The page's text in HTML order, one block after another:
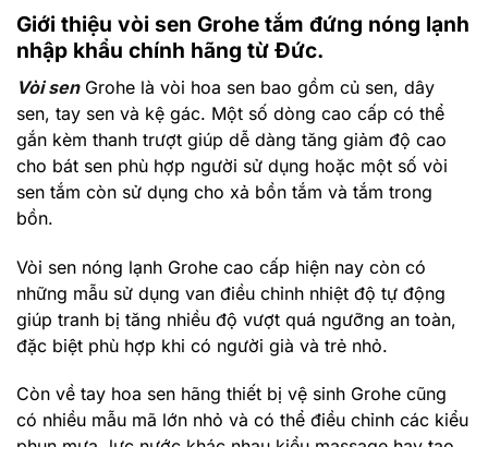
Giới thiệu vòi sen Grohe tắm đứng nóng lạnh
nhập khẩu chính hãng từ Đức.
Vòi senGrohe là vòi hoa sen bao gồm củ sen, dây
sen, tay sen và kệ gác. Một số dòng cao cấp có thể
gắn kèm thanh trượt giúp dễ dàng tăng giảm độ cao
cho bát sen phù hợp người sử dụng hoặc một số vòi
sen tắm còn sử dụng cho xả bồn tắm và tắm trong
bồn.
Vòi sen nóng lạnh Grohe cao cấp hiện nay còn có
những mẫu sử dụng van điều chỉnh nhiệt độ tự động
giúp tranh bị tăng nhiều độ vượt quá ngưỡng an toàn,
đặc biệt phù hợp khi có người già và trẻ nhỏ.
Còn về tay hoa sen hãng thiết bị vệ sinh Grohe cũng
có nhiều mẫu mã lớn nhỏ và có thể điều chỉnh các kiểu
phun mưa, lực nước khác nhau kiểu massage hay tạo